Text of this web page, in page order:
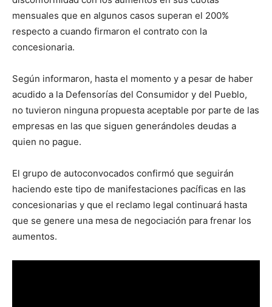
mensuales que en algunos casos superan el 200%
respecto a cuando firmaron el contrato con la
concesionaria.
Según informaron, hasta el momento y a pesar de haber
acudido a la Defensorías del Consumidor y del Pueblo,
no tuvieron ninguna propuesta aceptable por parte de las
empresas en las que siguen generándoles deudas a
quien no pague.
El grupo de autoconvocados confirmó que seguirán
haciendo este tipo de manifestaciones pacíficas en las
concesionarias y que el reclamo legal continuará hasta
que se genere una mesa de negociación para frenar los
aumentos.